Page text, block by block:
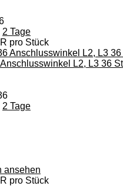
2 Tage
pro Stück
L2, L3 36
2 Tage
ansehen
pro Stück